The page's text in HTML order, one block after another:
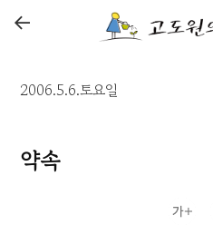
←
2006.5.6.토요일
약속